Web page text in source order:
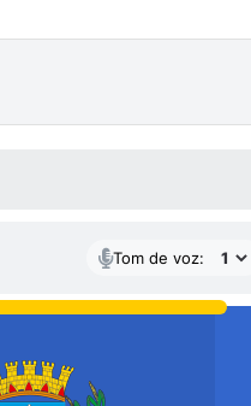
Tom de voz: